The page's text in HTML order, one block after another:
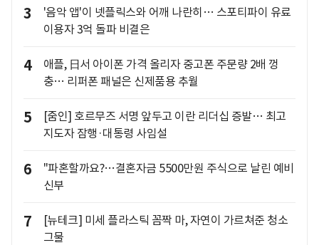
3
'음악 앱'이 넷플릭스와 어깨 나란히… 스포티파이 유료
이용자 3억 돌파 비결은
4
애플, 日서 아이폰 가격 올리자 중고폰 주문량 2배 껑
충… 리퍼폰 패널은 신제품용 추월
5
[줌인] 호르무즈 서명 앞두고 이란 리더십 증발… 최고
지도자 잠행·대통령 사임설
6
"파혼할까요?…결혼자금 5500만원 주식으로 날린 예비
신부
7
[뉴테크] 미세 플라스틱 꼼짝 마, 자연이 가르쳐준 청소
그물